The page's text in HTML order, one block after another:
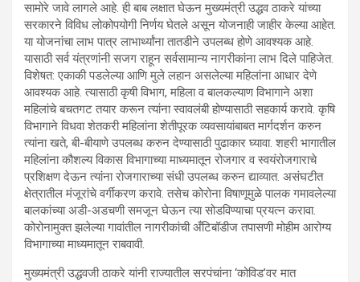
सामोरे जावे लागले आहे. ही बाब लक्षात घेऊन मुख्यमंत्री उद्धव ठाकरे यांच्या
सरकारने विविध लोकोपयोगी निर्णय घेतले असून योजनाही जाहीर केल्या आहेत.
या योजनांचा लाभ पात्र लाभार्थ्यांना तातडीने उपलब्ध होणे आवश्यक आहे.
यासाठी सर्व यंत्रणांनी सजग राहून सर्वसामान्य नागरीकांना लाभ दिले पाहिजेत.
विशेषत: एकाकी पडलेल्या आणि मुले लहान असलेल्या महिलांना आधार देणे
आवश्यक आहे. त्यासाठी कृषी विभाग, महिला व बालकल्याण विभागाने अशा
महिलांचे बचतगट तयार करून त्यांना स्वावलंबी होण्यासाठी सहकार्य करावे. कृषि
विभागाने विधवा शेतकरी महिलांना शेतीपूरक व्यवसायांबाबत मार्गदर्शन करुन
त्यांना खते, बी-बीयाणे उपलब्ध करुन देण्यासाठी पुढाकार घ्यावा. शहरी भागातील
महिलांना कौशल्य विकास विभागाच्या माध्यमातून रोजगार व स्वयंरोजगाराचे
प्रशिक्षण देऊन त्यांना रोजगाराच्या संधी उपलब्ध करुन द्याव्यात. असंघटीत
क्षेत्रातील मंजूरांचे वर्गीकरण करावे. तसेच कोरोना विषाणूमुळे पालक गमावलेल्या
बालकांच्या अडी-अडचणी समजून घेऊन त्या सोडविण्याचा प्रयत्न करावा.
कोरोनामुक्त झलेल्या गावांतील नागरीकांची अँटिबॉडीज तपासणी मोहीम आरोग्य
विभागाच्या माध्यमातून राबवावी.
मुख्यमंत्री उद्धवजी ठाकरे यांनी राज्यातील सरपंचांना ‘कोविड’वर मात